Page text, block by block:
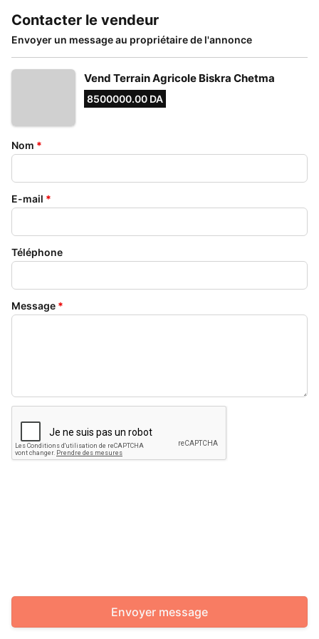
Contacter le vendeur
Envoyer un message au propriétaire de l'annonce
Vend Terrain Agricole Biskra Chetma
8500000.00 DA
Nom *
E-mail *
Téléphone
Message *
Envoyer message